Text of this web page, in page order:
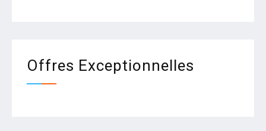
Offres Exceptionnelles